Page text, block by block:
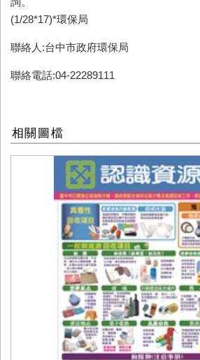
(1/28*17)*環保局
聯絡人:台中市政府環保局
聯絡電話:04-22289111
相關圖檔